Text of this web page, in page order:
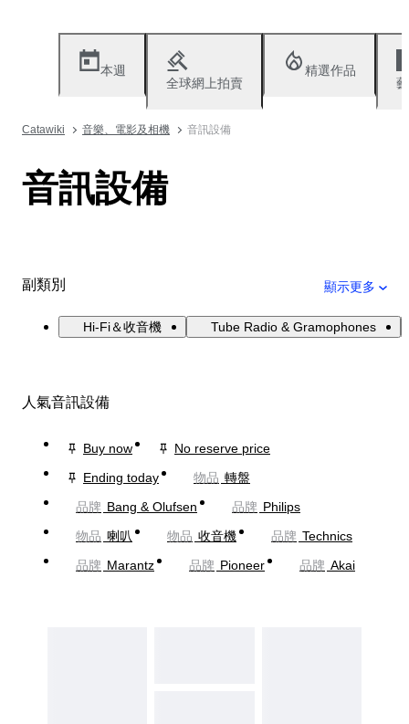
本週
全球網上拍賣
精選作品
Catawiki 音樂、電影及相機 音訊設備
音訊設備
副類別 顯示更多
Hi-Fi＆收音機 Tube Radio & Gramophones
人氣音訊設備
Buy now
No reserve price
Ending today
物品 轉盤
品牌 Bang & Olufsen 品牌 Philips
物品 喇叭 物品 收音機 品牌 Technics
品牌 Marantz 品牌 Pioneer 品牌 Akai